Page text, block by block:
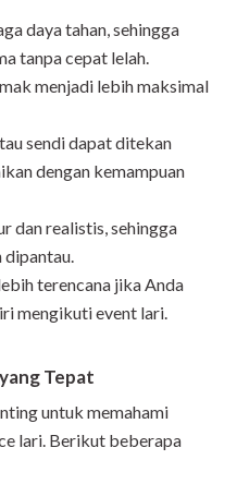
daya tahan, sehingga
tanpa cepat lelah.
menjadi lebih maksimal
sendi dapat ditekan
dengan kemampuan
dan realistis, sehingga
terencana jika Anda
mengikuti event lari.
Tepat
untuk memahami
lari. Berikut beberapa